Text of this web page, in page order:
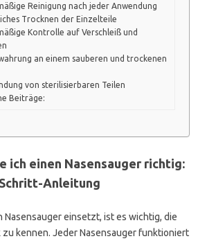
Reinigung nach jeder Anwendung
Trocknen der Einzelteile
Kontrolle auf Verschleiß und
an einem sauberen und trockenen
von sterilisierbaren Teilen
Beiträge:
ich einen Nasensauger richtig:
Anleitung
Nasensauger einsetzt, ist es wichtig, die
kennen. Jeder Nasensauger funktioniert